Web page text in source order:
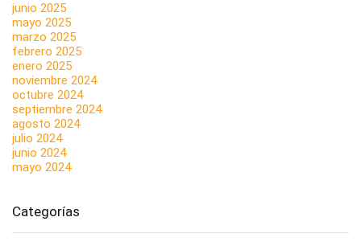
junio 2025
mayo 2025
marzo 2025
febrero 2025
enero 2025
noviembre 2024
octubre 2024
septiembre 2024
agosto 2024
julio 2024
junio 2024
mayo 2024
Categorías